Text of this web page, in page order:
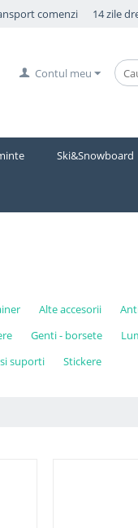
comenzi 14 zile
Contul meu
Ski&Snowboard
Alte accesorii
Genti - borsete
suporti Stickere